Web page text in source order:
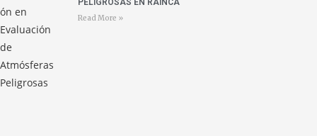
PELIGROSAS EN RAINCA
Read More »